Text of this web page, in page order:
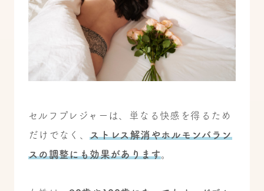
セルフプレジャーは、単なる快感を得るため
だけでなく、ストレス解消やホルモンバラン
スの調整にも効果があります。